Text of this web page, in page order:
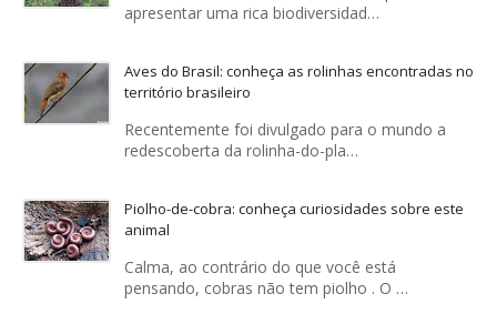
apresentar uma rica biodiversidad…
Aves do Brasil: conheça as rolinhas encontradas no
território brasileiro
Recentemente foi divulgado para o mundo a
redescoberta da rolinha-do-pla…
Piolho-de-cobra: conheça curiosidades sobre este
animal
Calma, ao contrário do que você está
pensando, cobras não tem piolho . O …